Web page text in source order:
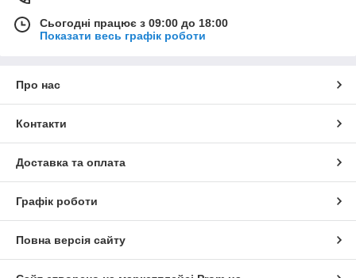
Сьогодні працює з 09:00 до 18:00
Показати весь графік роботи
Про нас
Контакти
Доставка та оплата
Графік роботи
Повна версія сайту